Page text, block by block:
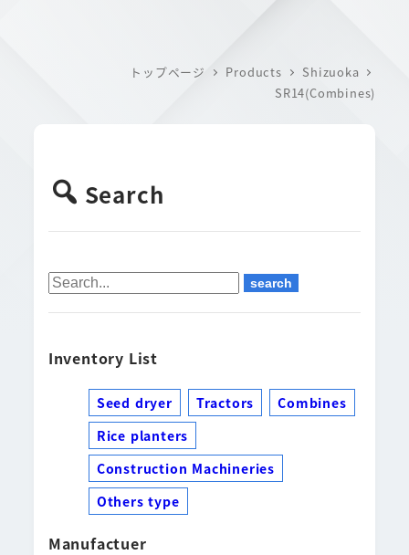
トップページ Products
Shizuoka
SR14(Combines)
Search
Inventory List
Seed dryer Tractors
Combines
Rice planters
Construction Machineries
Others type
Manufactuer